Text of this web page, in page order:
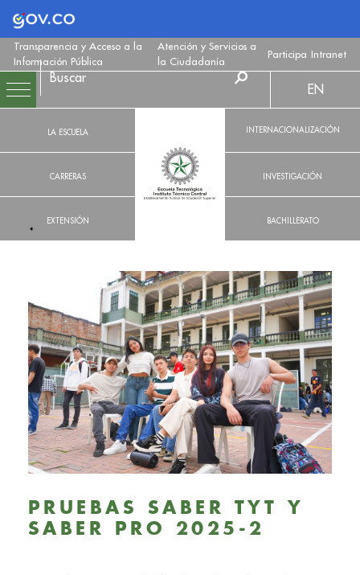
Logo Gobierno de Colombia
Transparencia y Acceso a la
Información Pública
Atención y Servicios a
la Ciudadanía
Participa Intranet
LA ESCUELA
CARRERAS
EXTENSIÓN
EN
INTERNACIONALIZACIÓN
INVESTIGACIÓN
BACHILLERATO
PRUEBAS SABER TYT Y
SABER PRO 2025-2